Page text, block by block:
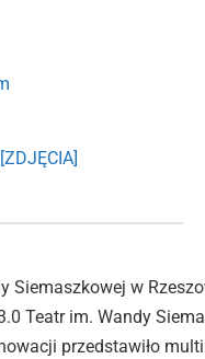
Siemaszkowej w
Teatr im. Wandy
przedstawiło